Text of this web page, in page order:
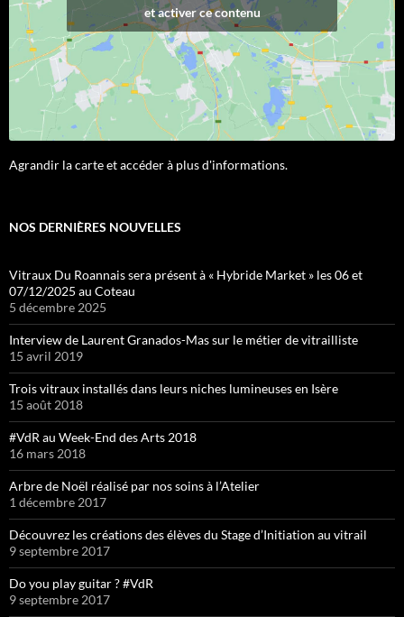
et activer ce contenu
Agrandir la carte et accéder à plus d'informations.
NOS DERNIÈRES NOUVELLES
Vitraux Du Roannais sera présent à « Hybride Market » les 06 et
07/12/2025 au Coteau
5 décembre 2025
Interview de Laurent Granados-Mas sur le métier de vitrailliste
15 avril 2019
Trois vitraux installés dans leurs niches lumineuses en Isère
15 août 2018
#VdR au Week-End des Arts 2018
16 mars 2018
Arbre de Noël réalisé par nos soins à l’Atelier
1 décembre 2017
Découvrez les créations des élèves du Stage d’Initiation au vitrail
9 septembre 2017
Do you play guitar ? #VdR
9 septembre 2017